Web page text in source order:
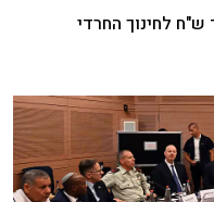
ש"ח לחינוך החרדי